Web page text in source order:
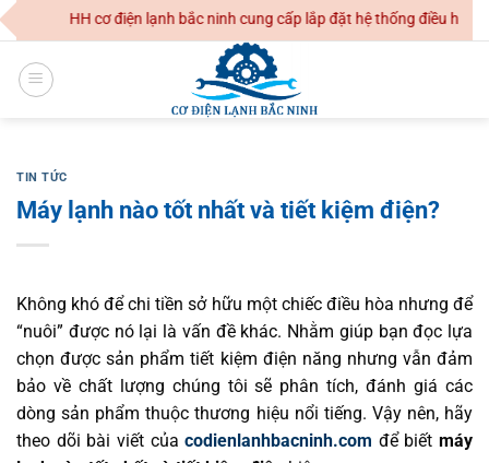
Skip
to
content
TNHH cơ điện lạnh bắc ninh cung cấp lắp đặt hệ thống điều hoà không
TIN TỨC
Máy lạnh nào tốt nhất và tiết kiệm điện?
Không khó để chi tiền sở hữu một chiếc điều hòa nhưng để
“nuôi” được nó lại là vấn đề khác. Nhằm giúp bạn đọc lựa
chọn được sản phẩm tiết kiệm điện năng nhưng vẫn đảm
bảo về chất lượng chúng tôi sẽ phân tích, đánh giá các
dòng sản phẩm thuộc thương hiệu nổi tiếng. Vậy nên, hãy
theo dõi bài viết củacodienlanhbacninh.com để biết máy